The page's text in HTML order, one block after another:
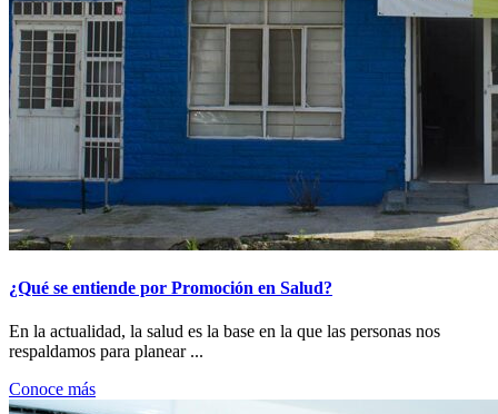
¿Qué se entiende por Promoción en Salud?
En la actualidad, la salud es la base en la que las personas nos
respaldamos para planear ...
Conoce más